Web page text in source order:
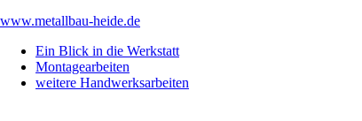
www.metallbau-heide.de
Ein Blick in die Werkstatt
Montagearbeiten
weitere Handwerksarbeiten